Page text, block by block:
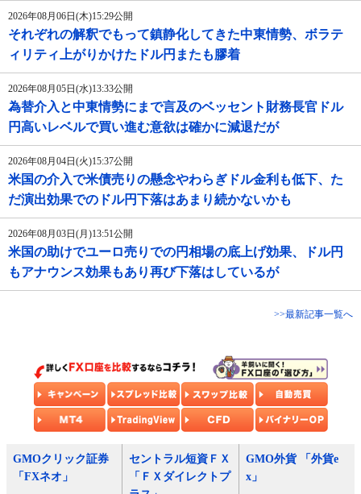
2026年08月06日(木)15:29公開
それぞれの解釈でもって鎮静化してきた中東情勢、ボラテ
ィリティ上がりかけたドル円またも膠着
2026年08月05日(水)13:33公開
為替介入と中東情勢にまで言及のベッセント財務長官ドル
円高いレベルで買い進む意欲は確かに減退だが
2026年08月04日(火)15:37公開
米国の介入で米債売りの懸念やわらぎドル金利も低下、た
だ演出効果でのドル円下落はあまり続かないかも
2026年08月03日(月)13:51公開
米国の助けでユーロ売りでの円相場の底上げ効果、ドル円
もアナウンス効果もあり再び下落はしているが
>>最新記事一覧へ
GMOクリック証券
「FXネオ」
セントラル短資ＦＸ
「ＦＸダイレクトプ
GMO外貨 「外貨e
x」